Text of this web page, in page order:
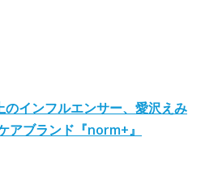
インフルエンサー、愛沢えみ
アブランド『norm+』